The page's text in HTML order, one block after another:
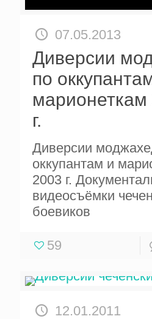
07.05.2013
Диверсии
по
г.
Диверсии
оккупантам и
2003 г.
видеосъёмки
боевиков
59
12.01.2011